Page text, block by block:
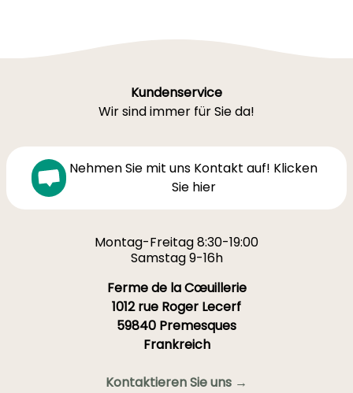
Kundenservice
Wir sind immer für Sie da!
Nehmen Sie mit uns Kontakt auf! Klicken
Sie hier
Montag-Freitag 8:30-19:00
Samstag 9-16h
Ferme de la Cœuillerie
1012 rue Roger Lecerf
59840 Premesques
Frankreich
Kontaktieren Sie uns →